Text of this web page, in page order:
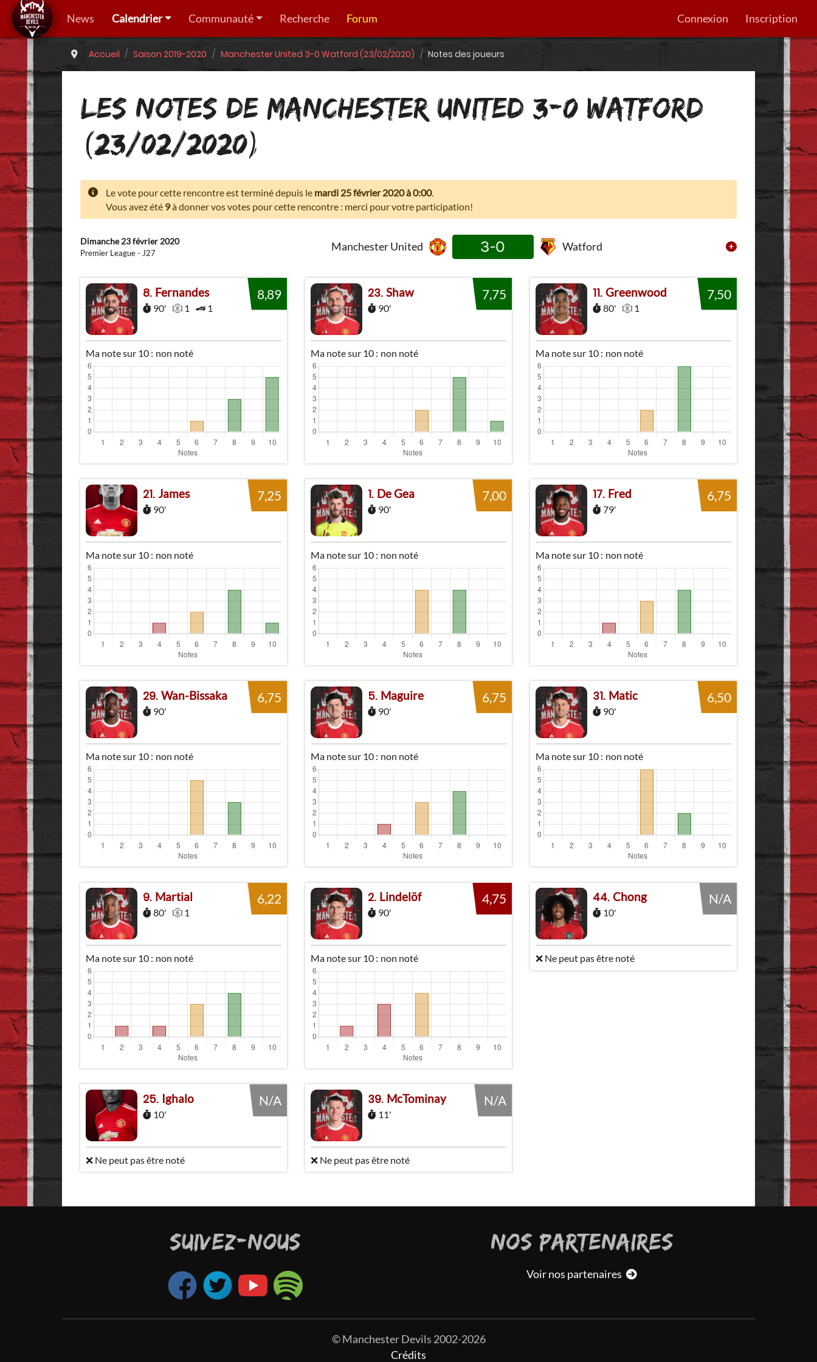
News Calendrier Communauté Recherche Forum Connexion Inscription
Accueil Saison 2019-2020 Manchester United 3-0 Watford (23/02/2020) Notes des joueurs
LES NOTES DE MANCHESTER UNITED 3-0 WATFORD
(23/02/2020)
Le vote pour cette rencontre est terminé depuis le mardi 25 février 2020 à 0:00.
Vous avez été 9à donner vos votes pour cette rencontre : merci pour votre participation!
Dimanche 23 février 2020
Premier League - J27 Manchester United 3-0 Watford
8 Fernandes
90' 1 1
8,89
Ma note sur 10 : non noté
23 Shaw
90'
7,75
Ma note sur 10 : non noté
11 Greenwood
80' 1
7,50
Ma note sur 10 : non noté
21 James
90'
7,25
Ma note sur 10 : non noté
1 De Gea
90'
7,00
Ma note sur 10 : non noté
17 Fred
79'
6,75
Ma note sur 10 : non noté
29 Wan-Bissaka
90'
6,75
Ma note sur 10 : non noté
5 Maguire
90'
6,75
Ma note sur 10 : non noté
31 Matic
90'
6,50
Ma note sur 10 : non noté
9 Martial
80' 1
6,22
Ma note sur 10 : non noté
2 Lindelöf
90'
4,75
Ma note sur 10 : non noté
44 Chong
10'
N/A
❌ Ne peut pas être noté
25 Ighalo
10'
N/A
❌ Ne peut pas être noté
39 McTominay
11'
N/A
❌ Ne peut pas être noté
SUIVEZ-NOUS NOS PARTENAIRES
Voir nos partenaires
© Manchester Devils 2002-2026
Crédits